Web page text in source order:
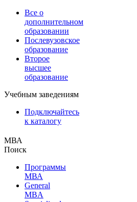
Все о
дополнительном
образовании
Послевузовское
образование
Второе
высшее
образование
Учебным заведениям
Подключайтесь
к каталогу
МВА
Поиск
Программы
МВА
General
MBA